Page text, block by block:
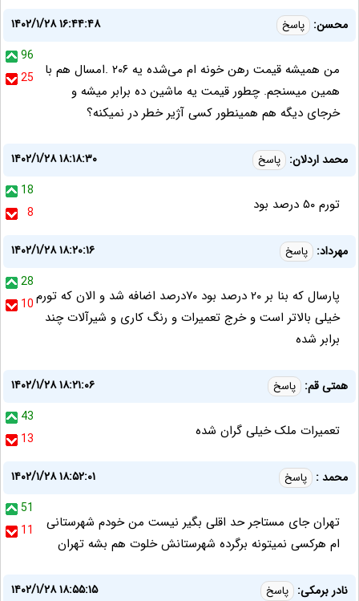
محسن: پاسخ
۱۴۰۲/۱/۲۸ ۱۶:۴۴:۴۸
96
25
من همیشه قیمت رهن خونه ام می‌شده یه ۲۰۶ .امسال هم با
همین میسنجم. چطور قیمت یه ماشین ده برابر میشه و
خرجای دیگه هم همینطور کسی آژیر خطر در نمیکنه؟
محمد اردلان: پاسخ
۱۴۰۲/۱/۲۸ ۱۸:۱۸:۳۰
18
8
تورم ۵۰ درصد بود
مهرداد: پاسخ
۱۴۰۲/۱/۲۸ ۱۸:۲۰:۱۶
28
10پارسال که بنا بر ۲۰ درصد بود ۷۰درصد اضافه شد و الان که تورم
خیلی بالاتر است و خرج تعمیرات و رنگ کاری و شیرآلات چند
برابر شده
همتی قم: پاسخ
۱۴۰۲/۱/۲۸ ۱۸:۲۱:۰۶
43
13
تعمیرات ملک خیلی گران شده
محمد : پاسخ
۱۴۰۲/۱/۲۸ ۱۸:۵۲:۰۱
51
11
تهران جای مستاجر حد اقلی بگیر نیست من خودم شهرستانی
ام هرکسی نمیتونه برگرده شهرستانش خلوت هم بشه تهران
نادر برمکی: پاسخ
۱۴۰۲/۱/۲۸ ۱۸:۵۵:۱۵